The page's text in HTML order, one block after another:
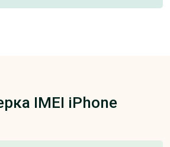
IMEI iPhone